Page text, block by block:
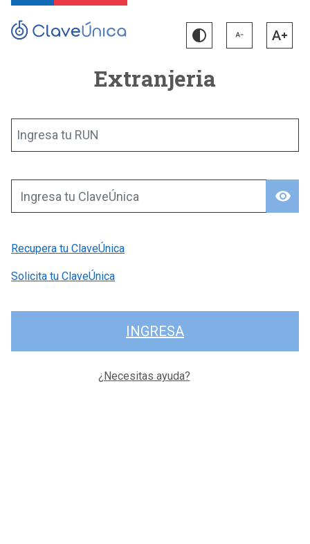
Extranjeria
Ingresa tu RUN
visibility
Ingresa tu ClaveÚnica
Recupera tu ClaveÚnica
Solicita tu ClaveÚnica
INGRESA
¿Necesitas ayuda?